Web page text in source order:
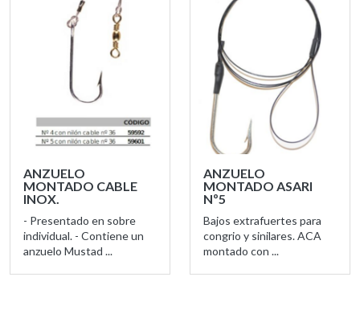
ANZUELO
MONTADO CABLE
INOX.
- Presentado en sobre
individual. - Contiene un
anzuelo Mustad ...
ANZUELO
MONTADO ASARI
Nº5
Bajos extrafuertes para
congrio y sinilares. ACA
montado con ...